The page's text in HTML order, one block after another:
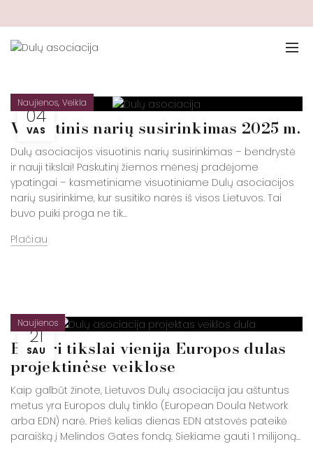
04
VAS
Naujienos, Veikla
Visuotinis narių susirinkimas 2025 m.
Dulų asociacijos visuotinis narių susirinkimas – bendrystė
ir nauji tikslai! Paskutinį žiemos mėnesį pradėjome
ypatingai – kasmetiniame visuotiniame Dulų asociacijos
narių susirinkime, kur susitiko narės iš visos Lietuvos. Tai
buvo puiki proga ne tik...
Plačiau
21
SAU
Naujienos
Bendri tikslai vienija Europos dulas
projektinėse veiklose
Kaip galbūt žinote, Lietuvos Dulų asociacija jau aštuntus
metus yra Europos dulų tinklo (European Doula Network
arba EDN) narė. Prieš kelias dienas EDN atstovės pateikė
paraišką į Melindos Gates fondą. Siekiame gauti 1 milijoną...